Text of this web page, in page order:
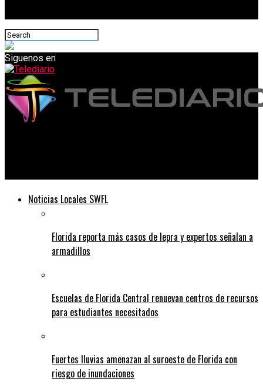
Siguenos en
Noticias Locales SWFL
Florida reporta más casos de lepra y expertos señalan a
armadillos
Escuelas de Florida Central renuevan centros de recursos
para estudiantes necesitados
Fuertes lluvias amenazan al suroeste de Florida con
riesgo de inundaciones